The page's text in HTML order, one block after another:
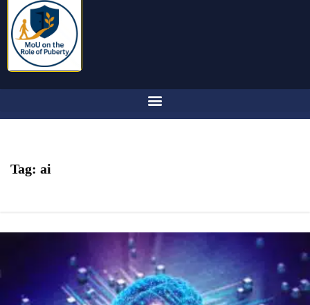
Tag: ai